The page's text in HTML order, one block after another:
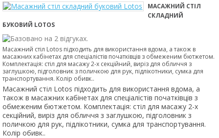
МАСАЖНИЙ СТІЛ
СКЛАДНИЙ
БУКОВИЙ LOTOS
Масажний стіл Lotos підходить для використання вдома, а також в
масажних кабінетах для спеціалістів початківців з обмеженим бютжетом.
Комплектація: стіл для масажу 2-х секційний, виріз для обличчя з
заглушкою, підголовник з поличкою для рук, підлікотники, сумка для
транспортування. Колір обивк..
Масажний стіл Lotos підходить для використання вдома, а
також в масажних кабінетах для спеціалістів початківців з
обмеженим бютжетом. Комплектація: стіл для масажу 2-х
секційний, виріз для обличчя з заглушкою, підголовник з
поличкою для рук, підлікотники, сумка для транспортування.
Колір обивк..